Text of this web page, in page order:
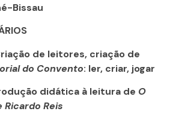
Bissau
de leitores, criação de
do Convento: ler, criar, jogar
didática à leitura de O
Reis